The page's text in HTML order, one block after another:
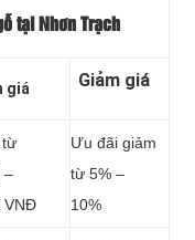
tại Nhơn Trạch
giá Giảm giá
–
VNĐ
Ưu đãi giảm
từ 5% –
10%